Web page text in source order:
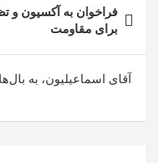
نوشته
برای مقاومت
آقای اسماعیلیون، به